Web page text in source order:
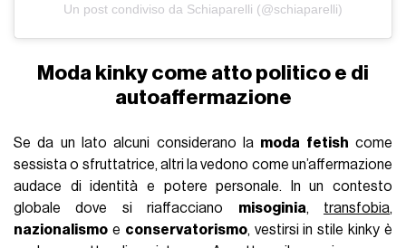
Un post condiviso da Schiaparelli (@schiaparelli)
Moda kinky come atto politico e di
autoaffermazione
Se da un lato alcuni considerano la moda fetish come
sessista o sfruttatrice, altri la vedono come un’affermazione
audace di identità e potere personale. In un contesto
globale dove si riaffacciano misoginia, transfobia,
nazionalismo e conservatorismo, vestirsi in stile kinky è